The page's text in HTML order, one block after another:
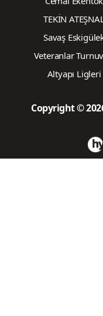
TEKİN
Savaş
Veteranlar
Altyapı Ligleri
Copyright ©